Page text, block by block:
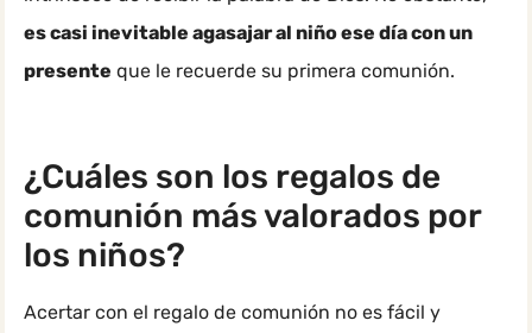
es casi inevitable agasajar al niño ese día con un
presente que le recuerde su primera comunión.
¿Cuáles son los regalos de
comunión más valorados por
los niños?
Acertar con el regalo de comunión no es fácil y